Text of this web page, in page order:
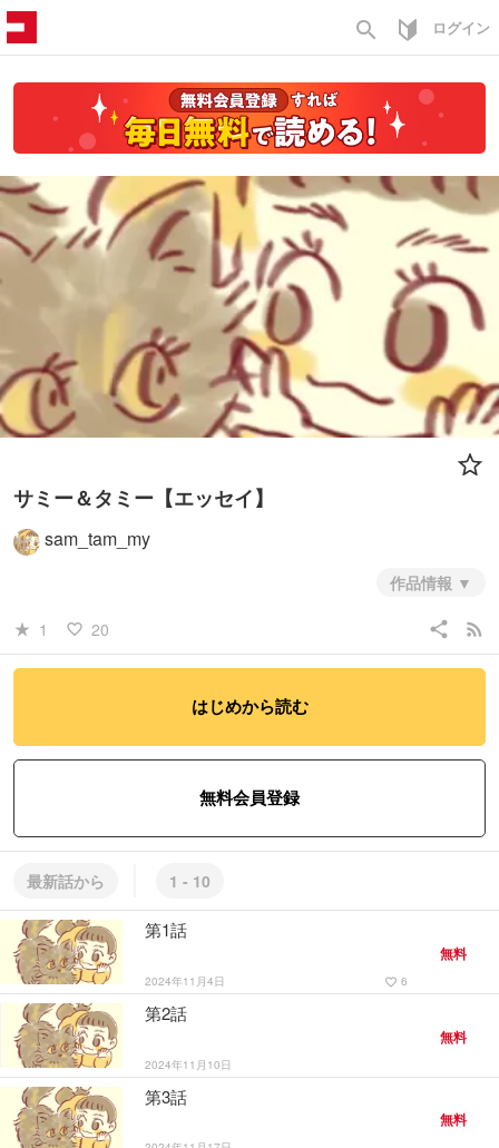
search ログイン
サミー＆タミー【エッセイ】
sam_tam_my
の記録を漫画でつづります！2024年11月スタート タミーはサミーが
大好き！サミーは・・・
#ノンフィクション・エッセイ
作品情報
star_rate 1 favorite_border 20 share rss_feed
はじめから読む
無料会員登録
最新話から 1 - 10
第1話
2024年11月4日 favorite_border 6
無料
第2話
2024年11月10日
無料
第3話
無料